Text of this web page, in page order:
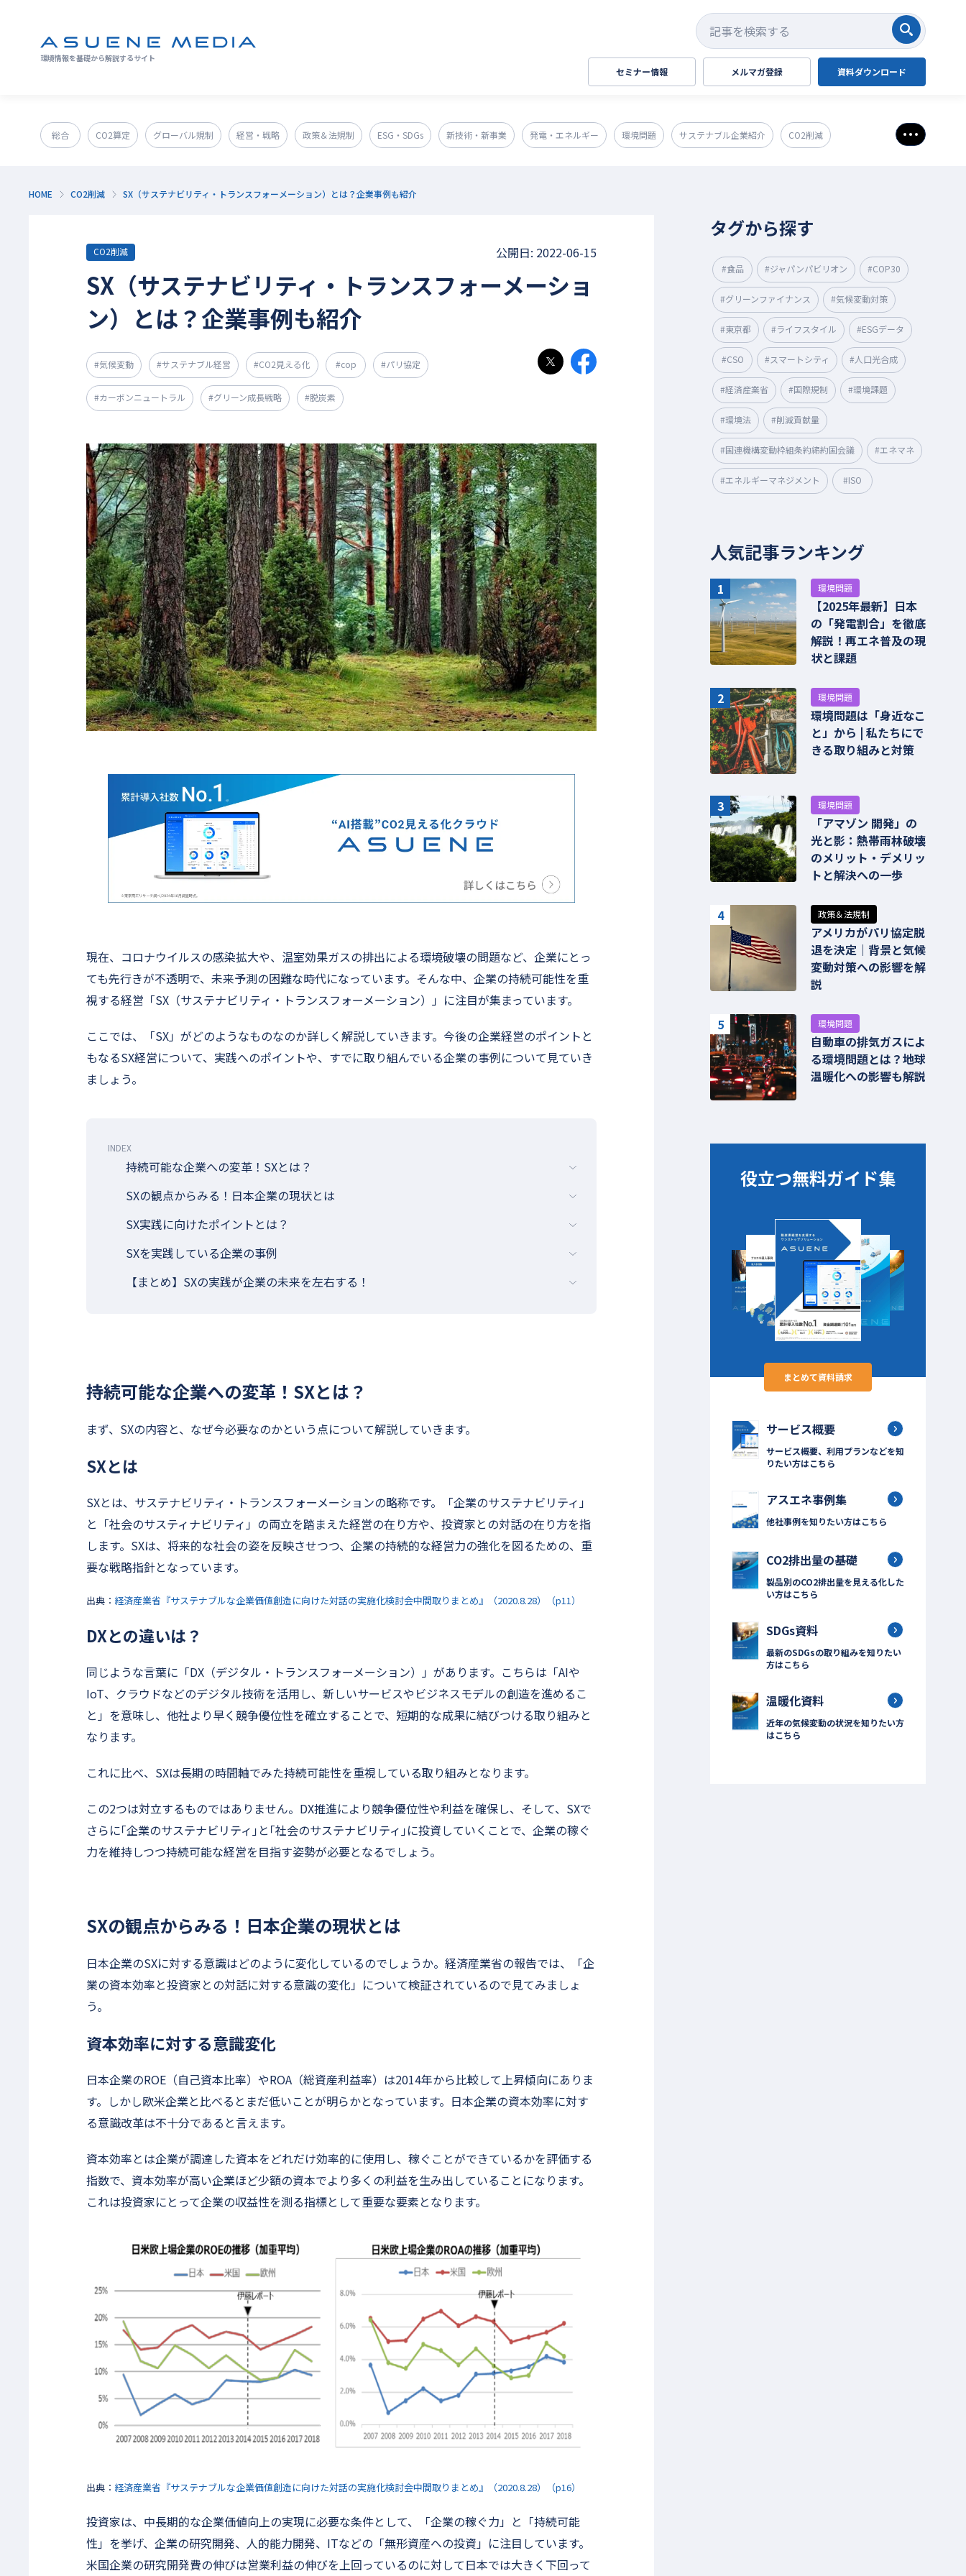
環境情報を基礎から解説するサイト
検索する
セミナー情報 メルマガ登録 資料ダウンロード
総合 CO2算定 グローバル規制 経営・戦略 政策＆法規制 ESG・SDGs 新技術・新事業 発電・エネルギー 環境問題 サステナブル企業紹介 CO2削減
さらに表
HOME CO2削減 SX（サステナビリティ・トランスフォーメーション）とは？企業事例も紹介
CO2削減 公開日: 2022-06-15
SX（サステナビリティ・トランスフォーメーショ
ン）とは？企業事例も紹介
#気候変動 #サステナブル経営 #CO2見える化 #cop #パリ協定
#カーボンニュートラル #グリーン成長戦略 #脱炭素
現在、コロナウイルスの感染拡大や、温室効果ガスの排出による環境破壊の問題など、企業にとっ
ても先行きが不透明で、未来予測の困難な時代になっています。そんな中、企業の持続可能性を重
視する経営「SX（サステナビリティ・トランスフォーメーション）」に注目が集まっています。
ここでは、「SX」がどのようなものなのか詳しく解説していきます。今後の企業経営のポイントと
もなるSX経営について、実践へのポイントや、すでに取り組んでいる企業の事例について見ていき
ましょう。
INDEX
持続可能な企業への変革！SXとは？
SXの観点からみる！日本企業の現状とは
SX実践に向けたポイントとは？
SXを実践している企業の事例
【まとめ】SXの実践が企業の未来を左右する！
持続可能な企業への変革！SXとは？
まず、SXの内容と、なぜ今必要なのかという点について解説していきます。
SXとは
SXとは、サステナビリティ・トランスフォーメーションの略称です。「企業のサステナビリティ」
と「社会のサスティナビリティ」の両立を踏まえた経営の在り方や、投資家との対話の在り方を指
します。SXは、将来的な社会の姿を反映させつつ、企業の持続的な経営力の強化を図るための、重
要な戦略指針となっています。
出典： 経済産業省『サステナブルな企業価値創造に向けた対話の実施化検討会中間取りまとめ』（2020.8.28）（p11）
DXとの違いは？
同じような言葉に「DX（デジタル・トランスフォーメーション）」があります。こちらは「AIや
IoT、クラウドなどのデジタル技術を活用し、新しいサービスやビジネスモデルの創造を進めるこ
と」を意味し、他社より早く競争優位性を確立することで、短期的な成果に結びつける取り組みと
なります。
これに比べ、SXは長期の時間軸でみた持続可能性を重視している取り組みとなります。
この2つは対立するものではありません。DX推進により競争優位性や利益を確保し、そして、SXで
さらに｢企業のサステナビリティ｣と｢社会のサステナビリティ｣に投資していくことで、企業の稼ぐ
力を維持しつつ持続可能な経営を目指す姿勢が必要となるでしょう。
SXの観点からみる！日本企業の現状とは
日本企業のSXに対する意識はどのように変化しているのでしょうか。経済産業省の報告では、「企
業の資本効率と投資家との対話に対する意識の変化」について検証されているので見てみましょ
う。
資本効率に対する意識変化
日本企業のROE（自己資本比率）やROA（総資産利益率）は2014年から比較して上昇傾向にありま
す。しかし欧米企業と比べるとまだ低いことが明らかとなっています。日本企業の資本効率に対す
る意識改革は不十分であると言えます。
資本効率とは企業が調達した資本をどれだけ効率的に使用し、稼ぐことができているかを評価する
指数で、資本効率が高い企業ほど少額の資本でより多くの利益を生み出していることになります。
これは投資家にとって企業の収益性を測る指標として重要な要素となります。
出典： 経済産業省『サステナブルな企業価値創造に向けた対話の実施化検討会中間取りまとめ』（2020.8.28）（p16）
投資家は、中長期的な企業価値向上の実現に必要な条件として、「企業の稼ぐ力」と「持続可能
性」を挙げ、企業の研究開発、人的能力開発、ITなどの「無形資産への投資」に注目しています。
米国企業の研究開発費の伸びは営業利益の伸びを上回っているのに対して日本では大きく下回って
タグから探す
#食品 #ジャパンパビリオン #COP30
#グリーンファイナンス #気候変動対策
#東京都 #ライフスタイル #ESGデータ
#CSO #スマートシティ #人口光合成
#経済産業省 #国際規制 #環境課題
#環境法 #削減貢献量
#国連機構変動枠組条約締約国会議 #エネマネ
#エネルギーマネジメント #ISO
人気記事ランキング
1 環境問題
【2025年最新】日本
の「発電割合」を徹底
解説！再エネ普及の現
状と課題
2 環境問題
環境問題は「身近なこ
と」から | 私たちにで
きる取り組みと対策
3 環境問題
「アマゾン 開発」の
光と影：熱帯雨林破壊
のメリット・デメリッ
トと解決への一歩
4 政策＆法規制
アメリカがパリ協定脱
退を決定｜背景と気候
変動対策への影響を解
説
5 環境問題
自動車の排気ガスによ
る環境問題とは？地球
温暖化への影響も解説
役立つ無料ガイド集​​
まとめて資料請求
サービス概要
サービス概要、利用プランなどを知
りたい方はこちら
アスエネ事例集
他社事例を知りたい方はこちら
CO2排出量の基礎
製品別のCO2排出量を見える化した
い方はこちら
SDGs資料
最新のSDGsの取り組みを知りたい
方はこちら
温暖化資料
近年の気候変動の状況を知りたい方
はこちら